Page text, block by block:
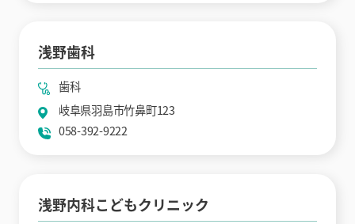
浅野歯科
歯科
岐阜県羽島市竹鼻町123
058-392-9222
浅野内科こどもクリニック